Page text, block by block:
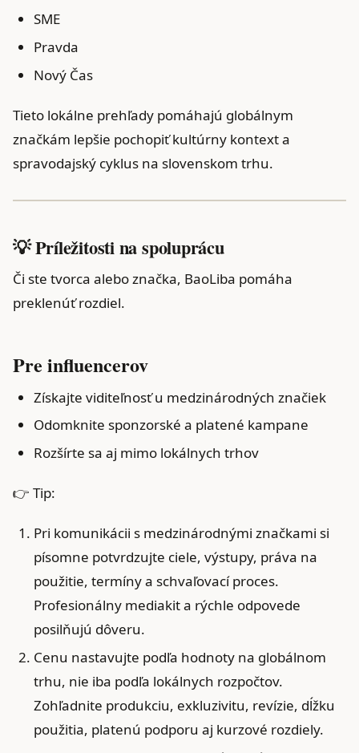
SME
Pravda
Nový Čas
Tieto lokálne prehľady pomáhajú globálnym
značkám lepšie pochopiť kultúrny kontext a
spravodajský cyklus na slovenskom trhu.
💡 Príležitosti na spoluprácu
Či ste tvorca alebo značka, BaoLiba pomáha
preklenúť rozdiel.
Pre influencerov
Získajte viditeľnosť u medzinárodných značiek
Odomknite sponzorské a platené kampane
Rozšírte sa aj mimo lokálnych trhov
👉 Tip:
Pri komunikácii s medzinárodnými značkami si
písomne potvrdzujte ciele, výstupy, práva na
použitie, termíny a schvaľovací proces.
Profesionálny mediakit a rýchle odpovede
posilňujú dôveru.
Cenu nastavujte podľa hodnoty na globálnom
trhu, nie iba podľa lokálnych rozpočtov.
Zohľadnite produkciu, exkluzivitu, revízie, dĺžku
použitia, platenú podporu aj kurzové rozdiely.